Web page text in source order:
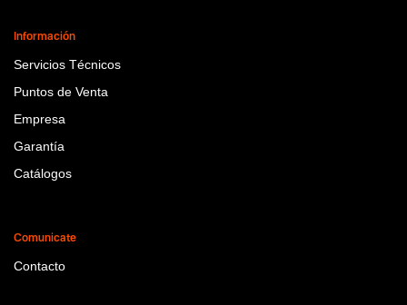
Información
Servicios Técnicos
Puntos de Venta
Empresa
Garantía
Catálogos
Comunicate
Contacto